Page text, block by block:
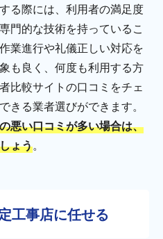
る際には、利用者の満足度
門的な技術を持っているこ
業進行や礼儀正しい対応を
も良く、何度も利用する方
比較サイトの口コミをチェ
きる業者選びができます。
悪い口コミが多い場合は、
ょう。
工事店に任せる